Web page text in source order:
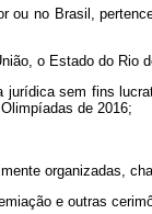
ou no Brasil,
o Estado do
sem fins
de 2016;
organizadas,
e outras